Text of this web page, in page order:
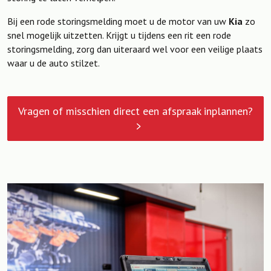
Bij een rode storingsmelding moet u de motor van uw Kia zo
snel mogelijk uitzetten. Krijgt u tijdens een rit een rode
storingsmelding, zorg dan uiteraard wel voor een veilige plaats
waar u de auto stilzet.
Vragen of misschien direct een afspraak inplannen?